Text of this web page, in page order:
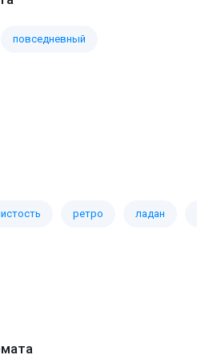
повседневный
ретро ладан